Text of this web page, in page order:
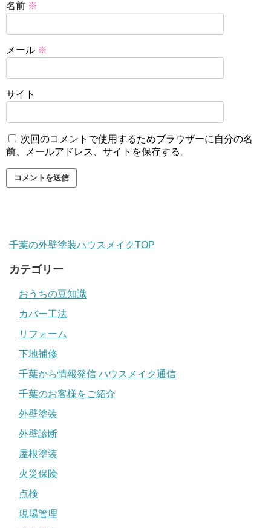
名前 ※
メール ※
サイト
次回のコメントで使用するためブラウザーに自分の名
前、メールアドレス、サイトを保存する。
千葉の外壁塗装ハウスメイクTOP
カテゴリー
おうちの豆知識
カバー工法
リフォーム
下地補修
千葉から情報発信 ハウスメイク通信
千葉のお客様をご紹介
外壁塗装
外壁診断
屋根塗装
火災保険
点検
現場管理